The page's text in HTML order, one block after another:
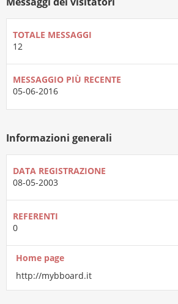
TOTALE MESSAGGI
12
MESSAGGIO PIÙ RECENTE
05-06-2016
Informazioni generali
DATA REGISTRAZIONE
08-05-2003
REFERENTI
0
Home page
http://mybboard.it